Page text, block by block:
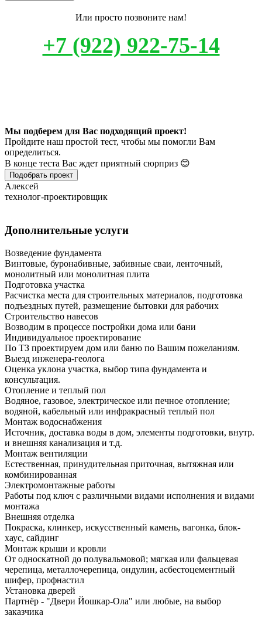
Или просто позвоните нам!
+7 (922) 922-75-14
Мы подберем для Вас подходящий проект!
Пройдите наш простой тест, чтобы мы помогли Вам
определиться.
В конце теста Вас ждет приятный сюрприз 😊
Подобрать проект
Алексей
технолог-проектировщик
Дополнительные услуги
Возведение фундамента
Винтовые, буронабивные, забивные сваи, ленточный,
монолитный или монолитная плита
Подготовка участка
Расчистка места для строительных материалов, подготовка
подъездных путей, размещение бытовки для рабочих
Строительство навесов
Возводим в процессе постройки дома или бани
Индивидуальное проектирование
По ТЗ проектируем дом или баню по Вашим пожеланиям.
Выезд инженера-геолога
Оценка уклона участка, выбор типа фундамента и
консультация.
Отопление и теплый пол
Водяное, газовое, электрическое или печное отопление;
водяной, кабельный или инфракрасный теплый пол
Монтаж водоснабжения
Источник, доставка воды в дом, элементы подготовки, внутр.
и внешняя канализация и т.д.
Монтаж вентиляции
Естественная, принудительная приточная, вытяжная или
комбинированная
Электромонтажные работы
Работы под ключ с различными видами исполнения и видами
монтажа
Внешняя отделка
Покраска, клинкер, искусственный камень, вагонка, блок-
хаус, сайдинг
Монтаж крыши и кровли
От односкатной до полувальмовой; мягкая или фальцевая
черепица, металлочерепица, ондулин, асбестоцементный
шифер, профнастил
Установка дверей
Партнёр - "Двери Йошкар-Ола" или любые, на выбор
заказчика